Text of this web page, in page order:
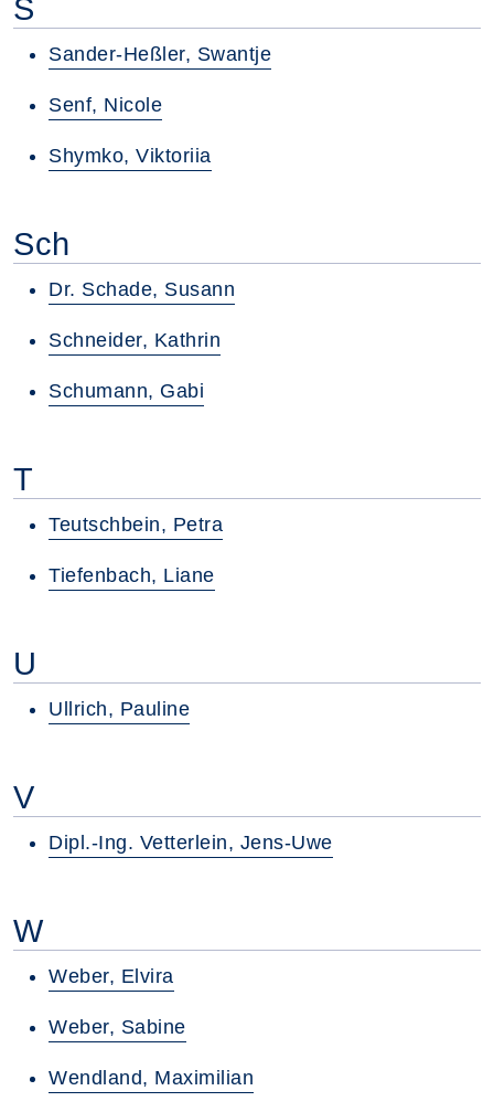
S
Sander-Heßler, Swantje
Senf, Nicole
Shymko, Viktoriia
Sch
Dr. Schade, Susann
Schneider, Kathrin
Schumann, Gabi
T
Teutschbein, Petra
Tiefenbach, Liane
U
Ullrich, Pauline
V
Dipl.-Ing. Vetterlein, Jens-Uwe
W
Weber, Elvira
Weber, Sabine
Wendland, Maximilian